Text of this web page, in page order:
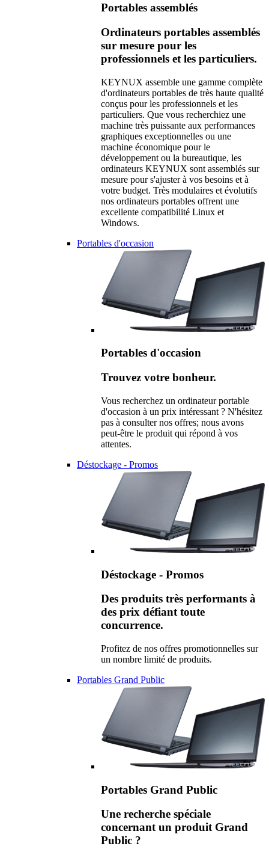
Portables assemblés
Ordinateurs portables assemblés
sur mesure pour les
professionnels et les particuliers.
KEYNUX assemble une gamme complète
d'ordinateurs portables de très haute qualité
conçus pour les professionnels et les
particuliers. Que vous recherchiez une
machine très puissante aux performances
graphiques exceptionnelles ou une
machine économique pour le
développement ou la bureautique, les
ordinateurs KEYNUX sont assemblés sur
mesure pour s'ajuster à vos besoins et à
votre budget. Très modulaires et évolutifs
nos ordinateurs portables offrent une
excellente compatibilité Linux et
Windows.
Portables d'occasion
Portables d'occasion
Trouvez votre bonheur.
Vous recherchez un ordinateur portable
d'occasion à un prix intéressant ? N'hésitez
pas à consulter nos offres; nous avons
peut-être le produit qui répond à vos
attentes.
Déstockage - Promos
Déstockage - Promos
Des produits très performants à
des prix défiant toute
concurrence.
Profitez de nos offres promotionnelles sur
un nombre limité de produits.
Portables Grand Public
Portables Grand Public
Une recherche spéciale
concernant un produit Grand
Public ?